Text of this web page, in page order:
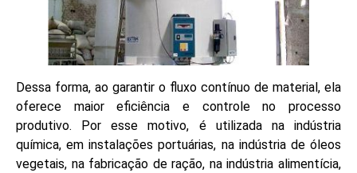
Dessa forma, ao garantir o fluxo contínuo de material, ela
oferece maior eficiência e controle no processo
produtivo. Por esse motivo, é utilizada na indústria
química, em instalações portuárias, na indústria de óleos
vegetais, na fabricação de ração, na indústria alimentícia,